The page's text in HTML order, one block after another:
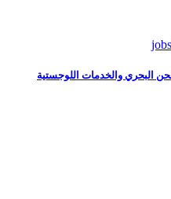
البحري والخدمات اللوجستية